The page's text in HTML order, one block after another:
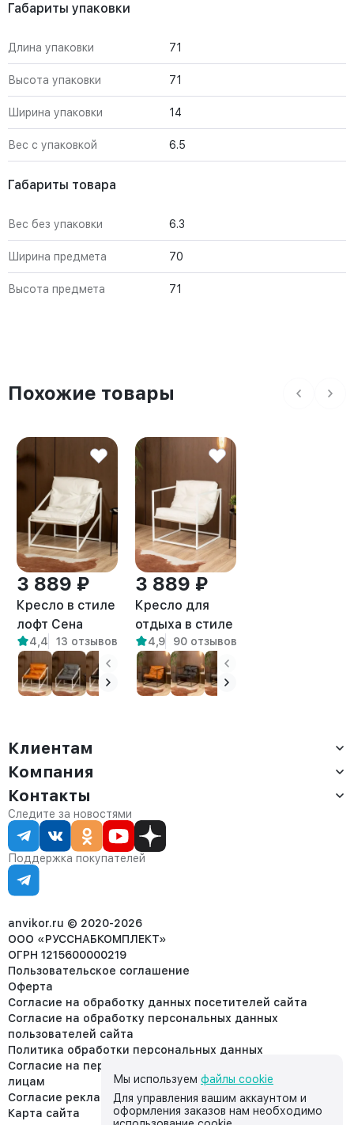
Габариты упаковки
Длина упаковки 71
Высота упаковки 71
Ширина упаковки 14
Вес с упаковкой 6.5
Габариты товара
Вес без упаковки 6.3
Ширина предмета 70
Высота предмета 71
Похожие товары
3 889 ₽
Кресло в стиле
лофт Сена
экокожа
белый/белый
4,4 13 отзывов
3 889 ₽
Кресло для
отдыха в стиле
лофт Барта
белый/белый
4,9 90 отзывов
Клиентам
Доставка
Оплата
Сервис
Статус заказа
Статьи
Компания
О компании
Контакты
Партнёрам
Контакты
Отдел продаж:
8 (800) 234-22-62
corp@anvikor.ru
Ежедневно, с 7:00-19:00 (МСК)
Отдел рекламации:
8 (953) 455-25-61
Следите за новостями
Поддержка покупателей
anvikor.ru © 2020-2026
ООО «РУССНАБКОМПЛЕКТ»
ОГРН 1215600000219
Пользовательское соглашение
Оферта
Согласие на обработку данных посетителей сайта
Согласие на обработку персональных данных
пользователей сайта
Политика обработки персональных данных
Согласие на передачу персональных данных третьим
лицам
Согласие реклама
Карта сайта
Мы используем файлы cookie
Для управления вашим аккаунтом и
оформления заказов нам необходимо